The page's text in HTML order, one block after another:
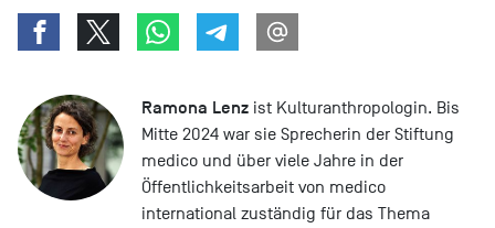
Ramona Lenz ist Kulturanthropologin. Bis
Mitte 2024 war sie Sprecherin der Stiftung
medico und über viele Jahre in der
Öffentlichkeitsarbeit von medico
international zuständig für das Thema